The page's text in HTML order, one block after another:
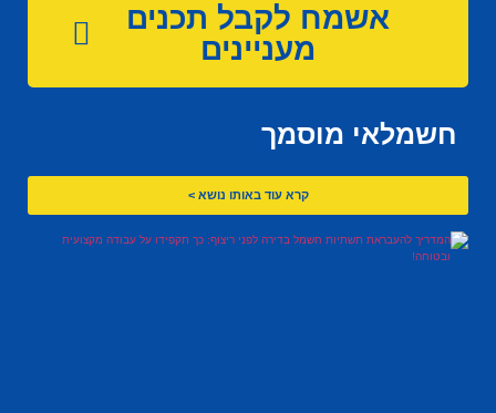
אשמח לקבל תכנים
מעניינים
חשמלאי מוסמך
קרא עוד באותו נושא >